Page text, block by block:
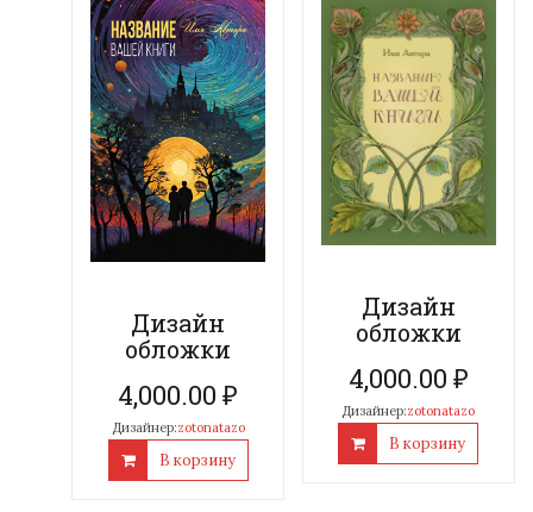
Дизайн
обложки
4,000.00₽
Дизайнер:zotonatazo
В корзину
Дизайн
обложки
4,000.00 ₽
Дизайнер:zotonatazo
В корзину